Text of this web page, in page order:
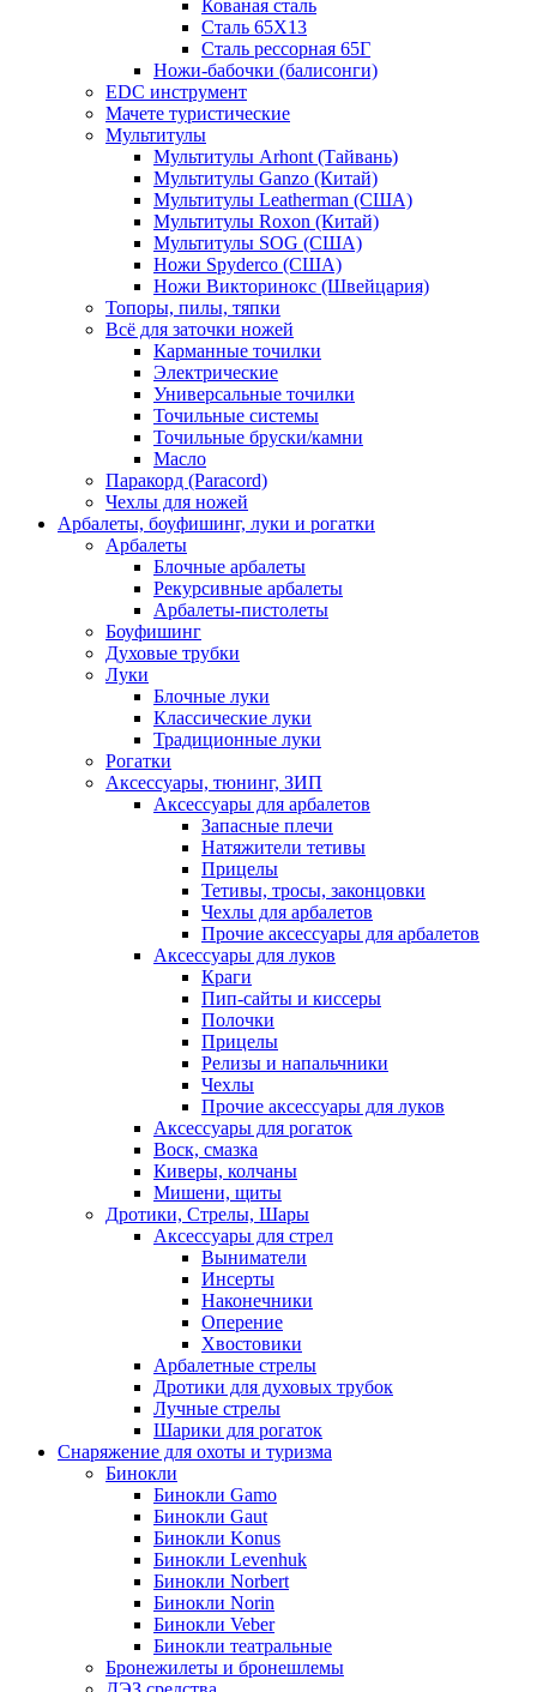
Кованая сталь
Сталь 65Х13
Сталь рессорная 65Г
Ножи-бабочки (балисонги)
EDC инструмент
Мачете туристические
Мультитулы
Мультитулы Arhont (Тайвань)
Мультитулы Ganzo (Китай)
Мультитулы Leatherman (США)
Мультитулы Roxon (Китай)
Мультитулы SOG (США)
Ножи Spyderco (США)
Ножи Викторинокс (Швейцария)
Топоры, пилы, тяпки
Всё для заточки ножей
Карманные точилки
Электрические
Универсальные точилки
Точильные системы
Точильные бруски/камни
Масло
Паракорд (Paracord)
Чехлы для ножей
Арбалеты, боуфишинг, луки и рогатки
Арбалеты
Блочные арбалеты
Рекурсивные арбалеты
Арбалеты-пистолеты
Боуфишинг
Духовые трубки
Луки
Блочные луки
Классические луки
Традиционные луки
Рогатки
Аксессуары, тюнинг, ЗИП
Аксессуары для арбалетов
Запасные плечи
Натяжители тетивы
Прицелы
Тетивы, тросы, законцовки
Чехлы для арбалетов
Прочие аксессуары для арбалетов
Аксессуары для луков
Краги
Пип-сайты и киссеры
Полочки
Прицелы
Релизы и напальчники
Чехлы
Прочие аксессуары для луков
Аксессуары для рогаток
Воск, смазка
Киверы, колчаны
Мишени, щиты
Дротики, Стрелы, Шары
Аксессуары для стрел
Выниматели
Инсерты
Наконечники
Оперение
Хвостовики
Арбалетные стрелы
Дротики для духовых трубок
Лучные стрелы
Шарики для рогаток
Снаряжение для охоты и туризма
Бинокли
Бинокли Gamo
Бинокли Gaut
Бинокли Konus
Бинокли Levenhuk
Бинокли Norbert
Бинокли Norin
Бинокли Veber
Бинокли театральные
Бронежилеты и бронешлемы